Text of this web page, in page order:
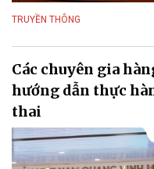
TRUYỀN THÔNG
Các chuyên gia
hướng dẫn thực
thai